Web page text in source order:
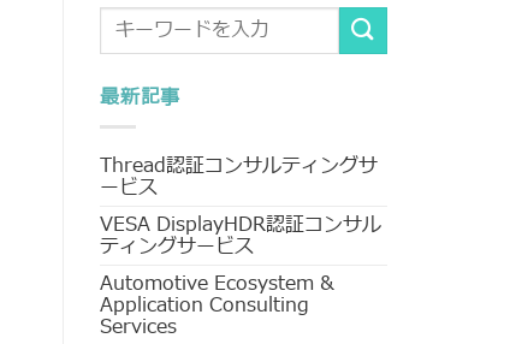
最新記事
Thread認証コンサルティングサ
ービス
VESA DisplayHDR認証コンサル
ティングサービス
Automotive Ecosystem &
Application Consulting
Services